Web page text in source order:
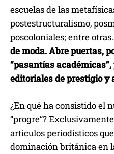
escuelas de las
postestructuralismo,
poscoloniales; entre
de moda. Abre puertas,
“pasantías
editoriales de prestigio y
¿En qué ha consistido el
“progre”?
artículos periodísticos
dominación británica en